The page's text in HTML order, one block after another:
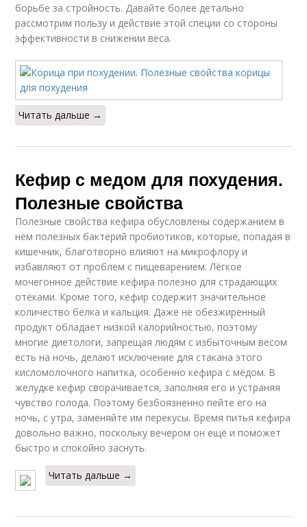
борьбе за стройность. Давайте более детально
рассмотрим пользу и действие этой специи со стороны
эффективности в снижении веса.
Читать дальше →
Кефир с медом для похудения.
Полезные свойства
Полезные свойства кефира обусловлены содержанием в
нём полезных бактерий пробиотиков, которые, попадая в
кишечник, благотворно влияют на микрофлору и
избавляют от проблем с пищеварением. Лёгкое
мочегонное действие кефира полезно для страдающих
отёками. Кроме того, кефир содержит значительное
количество белка и кальция. Даже не обезжиренный
продукт обладает низкой калорийностью, поэтому
многие диетологи, запрещая людям с избыточным весом
есть на ночь, делают исключение для стакана этого
кисломолочного напитка, особенно кефира с мёдом. В
желудке кефир сворачивается, заполняя его и устраняя
чувство голода. Поэтому безбоязненно пейте его на
ночь, с утра, заменяйте им перекусы. Время питья кефира
довольно важно, поскольку вечером он ещё и поможет
быстро и спокойно заснуть.
Читать дальше →